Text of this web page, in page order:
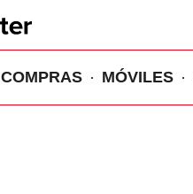
COMPRAS MÓVILES